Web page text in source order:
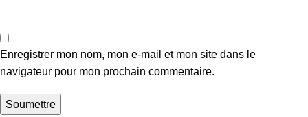
Enregistrer mon nom, mon e-mail et mon site dans le
navigateur pour mon prochain commentaire.